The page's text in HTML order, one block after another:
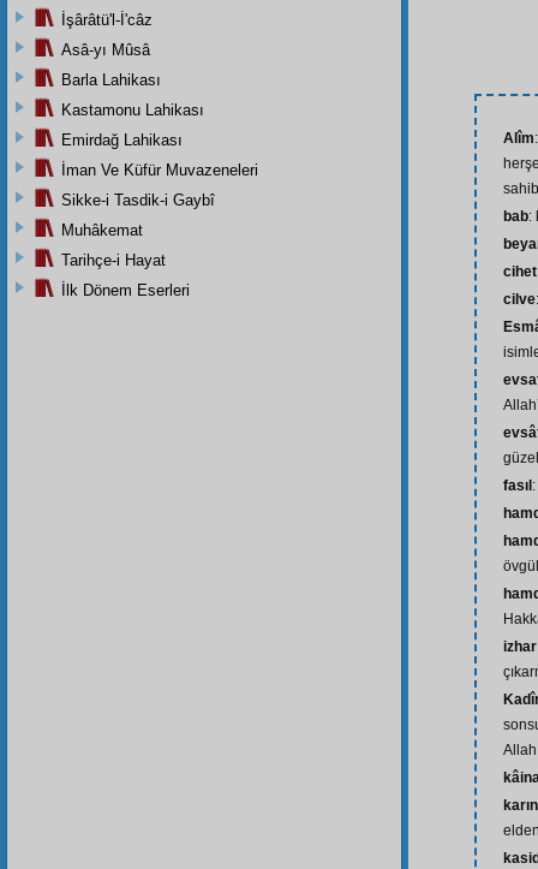
Alîm
bab:
cihet
cilve
fasıl
izhar
Allah
İşârâtü'l-İ'câz
Asâ-yı Mûsâ
Barla Lahikası
Kastamonu Lahikası
Emirdağ Lahikası
İman Ve Küfür Muvazeneleri
Sikke-i Tasdik-i Gaybî
Muhâkemat
Tarihçe-i Hayat
İlk Dönem Eserleri